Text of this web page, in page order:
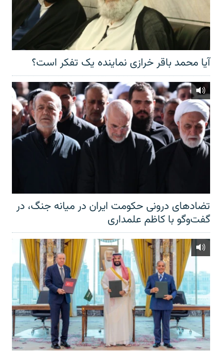
آیا محمد باقر خرازی نماینده یک تفکر است؟
تضادهای درونی حکومت ایران در میانه جنگ، در
گفت‌‌وگو با کاظم علمداری